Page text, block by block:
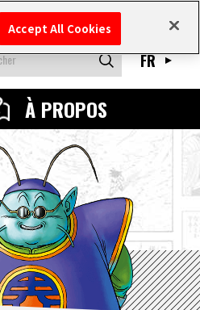
À PROPOS
FR
Accept All Cookies